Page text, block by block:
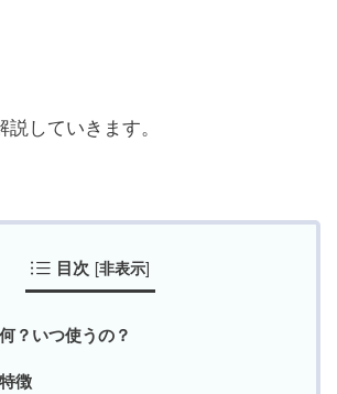
していきます。
目次 [非表示]
？いつ使うの？
徴